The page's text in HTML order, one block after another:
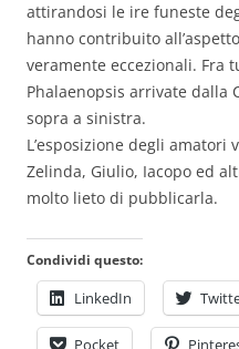
attirandosi le ire funeste
hanno contribuito
veramente eccezionali. Fra
Phalaenopsis arrivate dalla
sopra a sinistra.
L’esposizione degli
Zelinda, Giulio, Iacopo ed
molto lieto di pubblicarla.
Condividi questo:
LinkedIn
Pocket